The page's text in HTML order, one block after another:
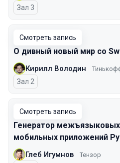
Зал 3
Смотреть запись
О дивный новый мир со
Кирилл Володин
Зал 2
Смотреть запись
Генератор
мобильных приложений
Глеб Игумнов Тензор